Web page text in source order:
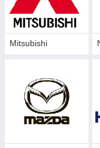
Mitsubishi